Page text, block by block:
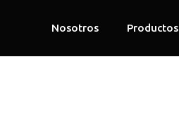
Nosotros Productos